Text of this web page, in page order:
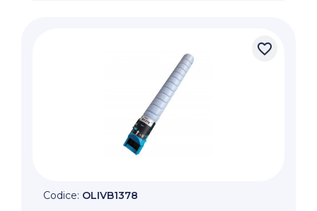
favorite_border
Codice: OLIVB1378